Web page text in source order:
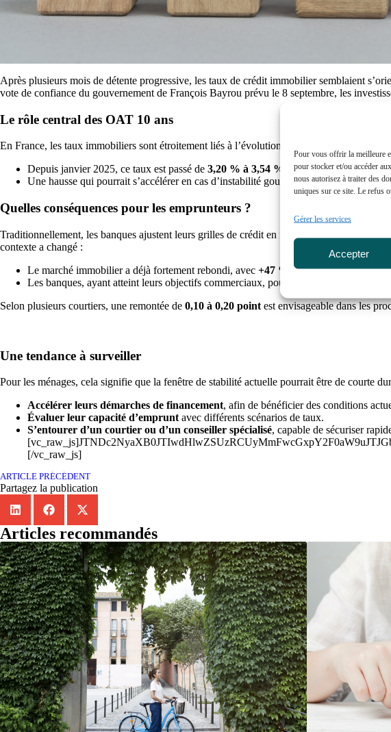
Pour vous offrir la meilleure
pour stocker et/ou accéder
nous autorisez à traiter des
uniques sur ce site. Le refus
Gérer les services
Accepter
Après plusieurs mois de détente progressive, les taux de crédit immobilier semblaient
vote de confiance du gouvernement de François Bayrou prévu le 8 septembre, les
Le rôle central des OAT 10 ans
En France, les taux immobiliers sont étroitement liés à l’évolution des OAT (Obligations
Depuis janvier 2025, ce taux est passé de 3,20 % à 3,54 % fin août.
Une hausse qui pourrait s’accélérer en cas d’instabilité gouvernementale, les
Quelles conséquences pour les emprunteurs ?
Traditionnellement, les banques ajustent leurs grilles de crédit en fonction de l’évolution
contexte a changé :
Le marché immobilier a déjà fortement rebondi, avec +47 % de volumes de prêts
Les banques, ayant atteint leurs objectifs commerciaux, pourraient désormais
Selon plusieurs courtiers, une remontée de 0,10 à 0,20 point est envisageable dans les
Une tendance à surveiller
Pour les ménages, cela signifie que la fenêtre de stabilité actuelle pourrait être de courte
Accélérer leurs démarches de financement, afin de bénéficier des conditions
Évaluer leur capacité d’emprunt avec différents scénarios de taux.
S’entourer d’un courtier ou d’un conseiller spécialisé, capable de sécuriser
[/vc_raw_js]
ARTICLE PRÉCÉDENT
Partagez la publication
Articles recommandés